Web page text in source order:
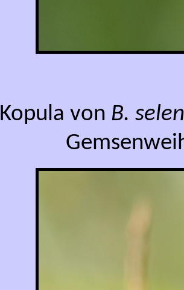
Kopula von B.